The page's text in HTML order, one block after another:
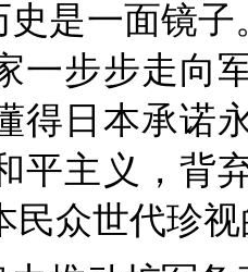
史是一面镜
一步步走向
得日本承诺
平主义，背
民众世代珍